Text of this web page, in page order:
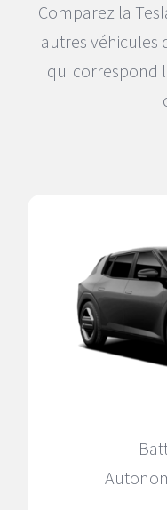
Comparez la
autres véhicules
qui correspond